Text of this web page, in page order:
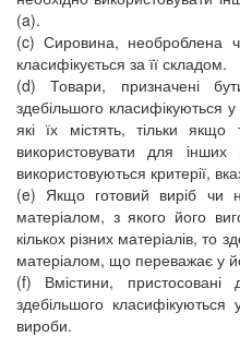
(a).
(c) Сировина, необроблена
класифікується за її складом.
(d) Товари, призначені
здебільшого класифікуються
які їх містять, тільки
використовувати для
використовуються критерії,
(e) Якщо готовий виріб чи
матеріалом, з якого його
кількох різних матеріалів, то
матеріалом, що переважає у
(f) Вмістини, пристосовані
здебільшого
вироби.